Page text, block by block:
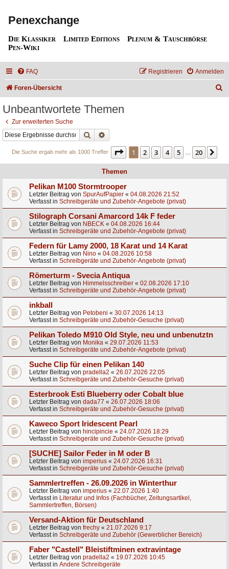
Penexchange
Die Klassiker Limited Editions
Plenum & Tauschbörse
Pen-Wiki
FAQ Anmelden
Registrieren
Foren-Übersicht
Unbeantwortete Themen
Zur erweiterten Suche
Suche
Die Suche ergab mehr als 1000 Treffer Seite 1von 20
1 2 3 4 5 … 20
Themen
Pelikan M100 Stormtrooper
Letzter Beitrag von SpurAufPapier « 04.08.2026 21:52
Verfasst in Schreibgeräte und Zubehör-Angebote (privat)
Stilograph Corsani Amarcord 14k F feder
Letzter Beitrag von NBECK « 04.08.2026 16:44
Verfasst in Schreibgeräte und Zubehör-Angebote (privat)
Federn für Lamy 2000, 18 Karat und 14 Karat
Letzter Beitrag von Nino « 04.08.2026 10:58
Verfasst in Schreibgeräte und Zubehör-Angebote (privat)
Römerturm - Svecia Antiqua
Letzter Beitrag von Himmelsschreiber « 02.08.2026 17:10
Verfasst in Schreibgeräte und Zubehör-Angebote (privat)
inkball
Letzter Beitrag von Petobeni « 30.07.2026 14:13
Verfasst in Schreibgeräte und Zubehör-Gesuche (privat)
Pelikan Toledo M910 Old Style, neu und unbenutztn
Letzter Beitrag von Monika « 29.07.2026 11:53
Verfasst in Schreibgeräte und Zubehör-Angebote (privat)
Suche Clip für einen Pelikan 140
Letzter Beitrag von pradella2 « 26.07.2026 22:05
Verfasst in Schreibgeräte und Zubehör-Gesuche (privat)
Esterbrook Esti Blueberry oder Cobalt blue
Letzter Beitrag von dada77 « 26.07.2026 18:06
Verfasst in Schreibgeräte und Zubehör-Gesuche (privat)
Kaweco Sport Iridescent Pearl
Letzter Beitrag von hincipincie « 24.07.2026 18:29
Verfasst in Schreibgeräte und Zubehör-Gesuche (privat)
[SUCHE] Sailor Feder in M oder B
Letzter Beitrag von imperius « 24.07.2026 16:31
Verfasst in Schreibgeräte und Zubehör-Gesuche (privat)
Sammlertreffen - 26.09.2026 in Winterthur
Letzter Beitrag von imperius « 22.07.2026 1:40
Verfasst in Literatur und Infos (Fachbücher, Zeitungsartikel,
Sammlertreffen, Börsen)
Versand-Aktion für Deutschland
Letzter Beitrag von frechy « 21.07.2026 9:17
Verfasst in Schreibgeräte und Zubehör (Gewerblicher Bereich)
Faber "Castell" Bleistiftminen extravintage
Letzter Beitrag von pradella2 « 19.07.2026 10:45
Verfasst in Andere Schreibgeräte